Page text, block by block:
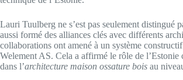
Lauri Tuulberg ne s’est pas seulement distingué
aussi formé des alliances clés avec différents
collaborations ont amené à un système
Welement AS. Cela a affirmé le rôle de l’Estonie
dans l’architecture maison ossature bois au